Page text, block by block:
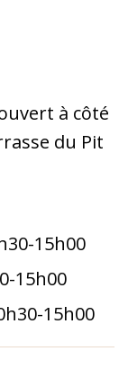
à côté
du Pit
15h00
15h00
15h00